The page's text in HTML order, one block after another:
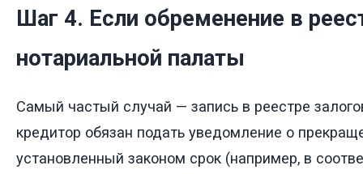
Шаг 4. Если обременение в
нотариальной палаты
Самый частый случай — запись в реестре
кредитор обязан подать уведомление о
установленный законом срок (например, в